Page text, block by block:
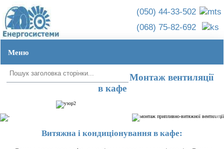
(050) 44-33-502
(068) 75-82-692
Меню
Головна ➦
Монтаж вентиляції
в кафе
Витяжна і кондиціонування в кафе: